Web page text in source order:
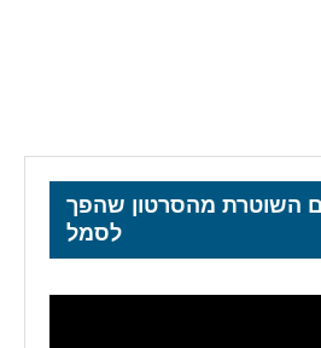
השוטרת מהסרטון שהפך
לסמל